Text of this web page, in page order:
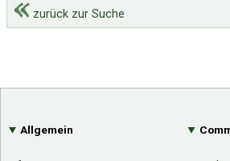
zurück zur Suche
Allgemein